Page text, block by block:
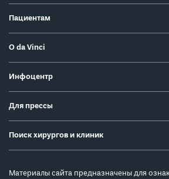
Пациентам
О da Vinci
Инфоцентр
Для прессы
Поиск хирургов и клиник
Материалы сайта предназначены для